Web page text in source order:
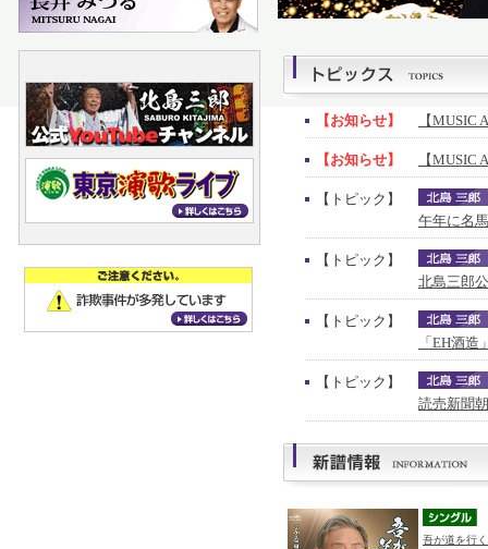
【お知らせ】 【MUSIC
【お知らせ】 【MUSIC
【トピック】
午年に名
【トピック】
北島三郎
【トピック】
「EH酒
【トピック】
読売新聞
吾が道を行く